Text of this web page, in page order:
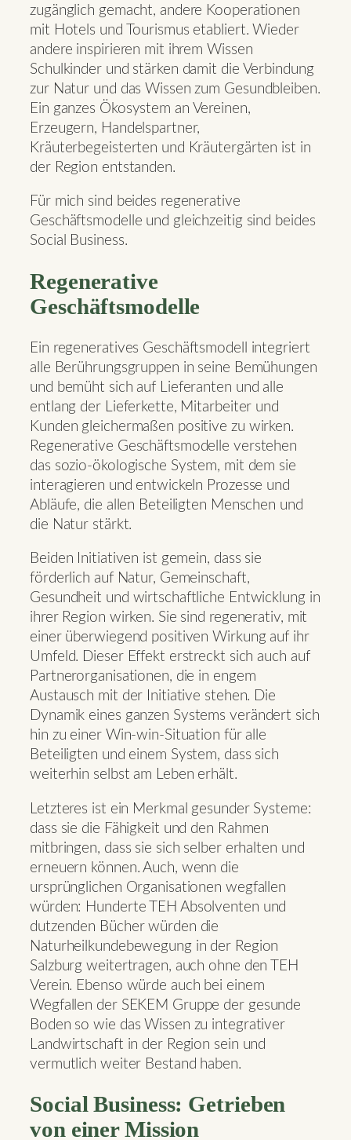
zugänglich gemacht, andere Kooperationen
mit Hotels und Tourismus etabliert. Wieder
andere inspirieren mit ihrem Wissen
Schulkinder und stärken damit die Verbindung
zur Natur und das Wissen zum Gesundbleiben.
Ein ganzes Ökosystem an Vereinen,
Erzeugern, Handelspartner,
Kräuterbegeisterten und Kräutergärten ist in
der Region entstanden.
Für mich sind beides regenerative
Geschäftsmodelle und gleichzeitig sind beides
Social Business.
Regenerative
Geschäftsmodelle
Ein regeneratives Geschäftsmodell integriert
alle Berührungsgruppen in seine Bemühungen
und bemüht sich auf Lieferanten und alle
entlang der Lieferkette, Mitarbeiter und
Kunden gleichermaßen positive zu wirken.
Regenerative Geschäftsmodelle verstehen
das sozio-ökologische System, mit dem sie
interagieren und entwickeln Prozesse und
Abläufe, die allen Beteiligten Menschen und
die Natur stärkt.
Beiden Initiativen ist gemein, dass sie
förderlich auf Natur, Gemeinschaft,
Gesundheit und wirtschaftliche Entwicklung in
ihrer Region wirken. Sie sind regenerativ, mit
einer überwiegend positiven Wirkung auf ihr
Umfeld. Dieser Effekt erstreckt sich auch auf
Partnerorganisationen, die in engem
Austausch mit der Initiative stehen. Die
Dynamik eines ganzen Systems verändert sich
hin zu einer Win-win-Situation für alle
Beteiligten und einem System, dass sich
weiterhin selbst am Leben erhält.
Letzteres ist ein Merkmal gesunder Systeme:
dass sie die Fähigkeit und den Rahmen
mitbringen, dass sie sich selber erhalten und
erneuern können. Auch, wenn die
ursprünglichen Organisationen wegfallen
würden: Hunderte TEH Absolventen und
dutzenden Bücher würden die
Naturheilkundebewegung in der Region
Salzburg weitertragen, auch ohne den TEH
Verein. Ebenso würde auch bei einem
Wegfallen der SEKEM Gruppe der gesunde
Boden so wie das Wissen zu integrativer
Landwirtschaft in der Region sein und
vermutlich weiter Bestand haben.
Social Business: Getrieben
von einer Mission